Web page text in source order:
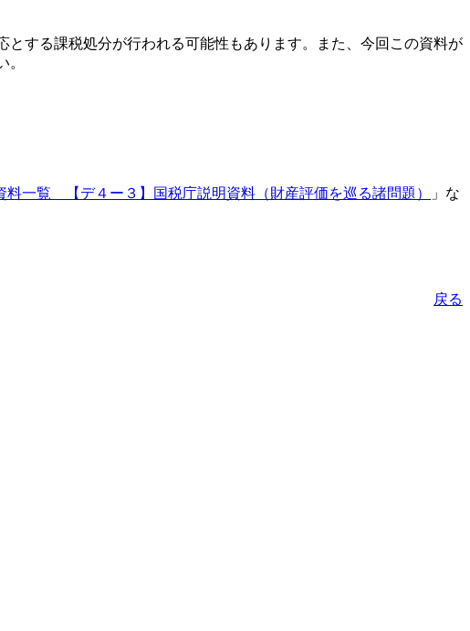
する課税処分が行われる可能性もあります。また、今回この資料が
一覧 【デ４ー３】国税庁説明資料（財産評価を巡る諸問題）
」な
戻る